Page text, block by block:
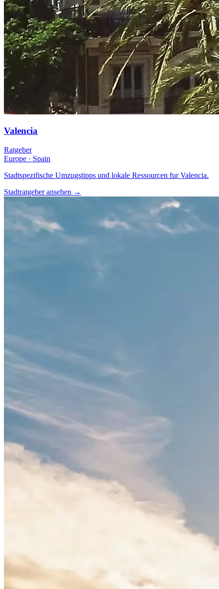
Valencia
Ratgeber
Europe · Spain
Stadtspezifische Umzugstipps und lokale Ressourcen fur Valencia.
Stadtratgeber ansehen →